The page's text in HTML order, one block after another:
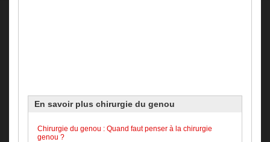
En savoir plus chirurgie du genou
Chirurgie du genou : Quand faut penser à la chirurgie
genou ?